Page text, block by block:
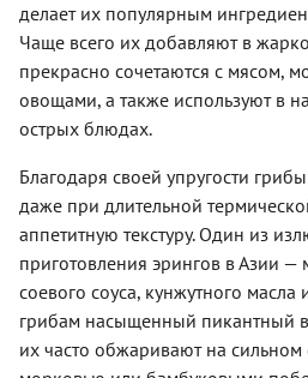
делает их популярным
Чаще всего их добавляют в
прекрасно сочетаются с мясом,
овощами, а также используют в
острых блюдах.
Благодаря своей упругости
даже при длительной
аппетитную текстуру. Один из
приготовления эрингов в Азии —
соевого соуса, кунжутного масла
грибам насыщенный пикантный
их часто обжаривают на сильном